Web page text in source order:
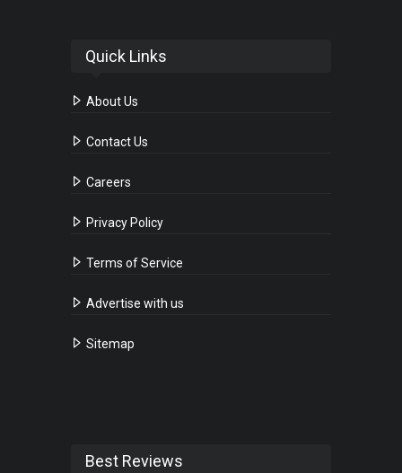
Quick Links
About Us
Contact Us
Careers
Privacy Policy
Terms of Service
Advertise with us
Sitemap
Best Reviews